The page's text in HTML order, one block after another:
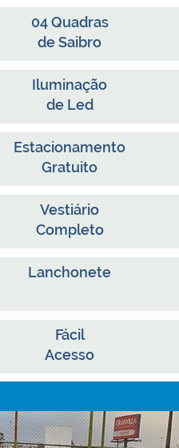
04 Quadras
deSaibro
Iluminação
de Led
Estacionamento
Gratuito
Vestiário
Completo
Lanchonete
Fácil
Acesso